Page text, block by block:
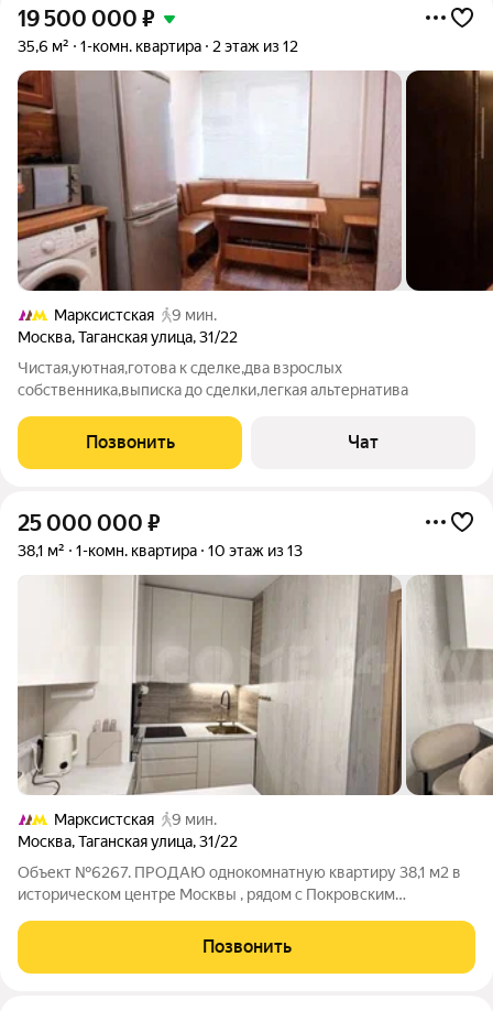
19 500 000 ₽
35,6 м² 1-комн. квартира 2 этаж из 12
Марксистская
9 мин.
Москва,Таганская улица,31/22
Чистая,уютная,готова к сделке,два взрослых
собственника,выписка до сделки,легкая альтернатива
Позвонить Чат
25 000 000 ₽
38,1 м² 1-комн. квартира 10 этаж из 13
Марксистская
9 мин.
Москва,Таганская улица,31/22
Объект №6267. ПРОДАЮ однокомнатную квартиру 38,1 м2 в
историческом центре Москвы , рядом с Покровским
индивидуальный проект , толстые стены, отличная
шумоизоляция. Квартира с ремонтом , встроенная
Позвонить